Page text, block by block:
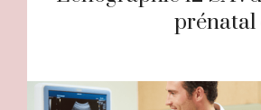
prénatal